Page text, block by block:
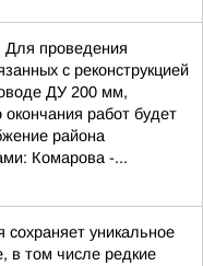
проведения
с реконструкцией
ДУ 200 мм,
окончания работ будет
района
Комарова -...
уникальное
в том числе редкие